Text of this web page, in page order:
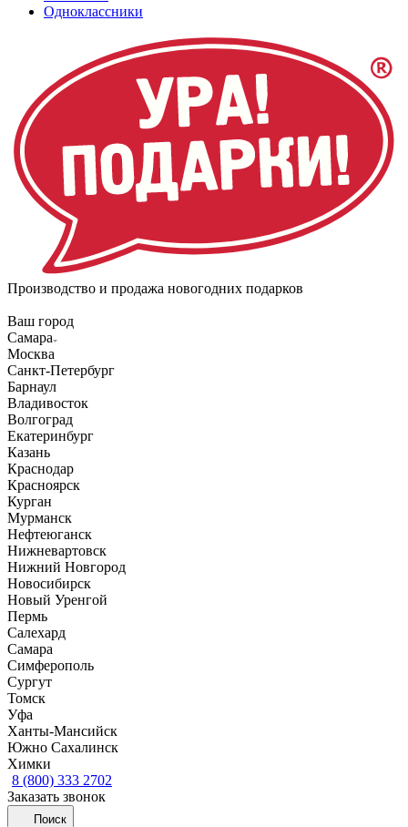
Одноклассники
Производство и продажа новогодних подарков
Ваш город
Самара
Москва
Санкт-Петербург
Барнаул
Владивосток
Волгоград
Екатеринбург
Казань
Краснодар
Красноярск
Курган
Мурманск
Нефтеюганск
Нижневартовск
Нижний Новгород
Новосибирск
Новый Уренгой
Пермь
Салехард
Самара
Симферополь
Сургут
Томск
Уфа
Ханты-Мансийск
Южно Сахалинск
Химки
8 (800) 333 2702
Заказать звонок
Поиск